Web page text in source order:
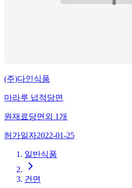
(주)다인식품
마라루 넙적당면
원재료당면 외 1개
허가일자2022-01-25
일반식품
건면